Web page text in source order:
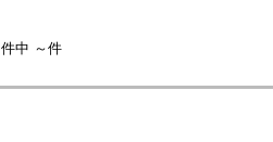
件中 ～件